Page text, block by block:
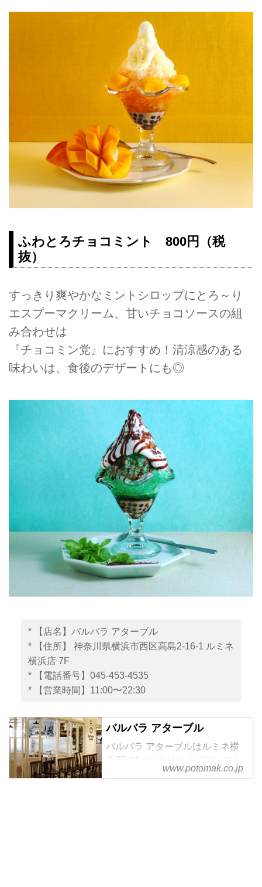
ふわとろチョコミント 800円（税
抜）
すっきり爽やかなミントシロップにとろ～り
エスプーマクリーム、甘いチョコソースの組
み合わせは
『チョコミン党』におすすめ！清涼感のある
味わいは、食後のデザートにも◎
* 【店名】バルバラ アターブル
* 【住所】 神奈川県横浜市西区高島2-16-1 ルミネ
横浜店 7F
* 【電話番号】045-453-4535
* 【営業時間】11:00〜22:30
バルバラ アターブル
バルバラ アターブルはルミネ横
浜7Fの“ベーカリー＆ビアレスト
ラン”。 人気のクラフトビール
www.potomak.co.jp